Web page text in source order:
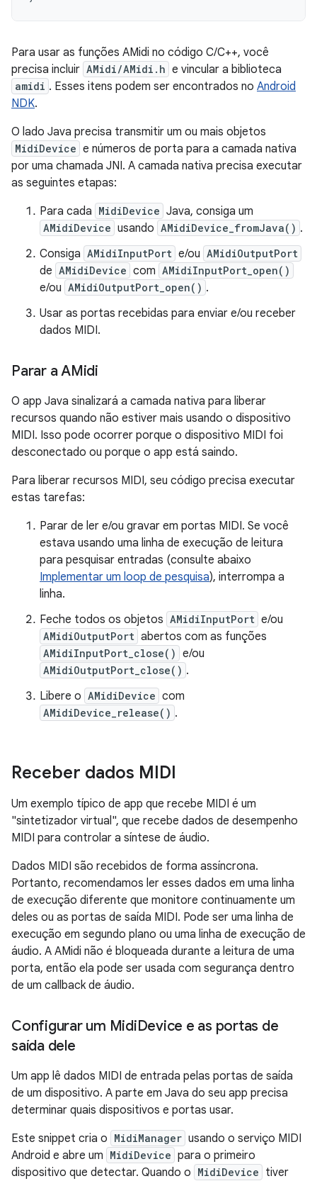
Para usar as funções AMidi no código C/C++, você
precisa incluir AMidi/AMidi.h e vincular a biblioteca
amidi . Esses itens podem ser encontrados no Android
NDK.
O lado Java precisa transmitir um ou mais objetos
MidiDevice e números de porta para a camada nativa
por uma chamada JNI. A camada nativa precisa executar
as seguintes etapas:
Para cada MidiDevice Java, consiga um
AMidiDevice usando AMidiDevice_fromJava() .
Consiga AMidiInputPort e/ou AMidiOutputPort
de AMidiDevice com AMidiInputPort_open()
e/ou AMidiOutputPort_open() .
Usar as portas recebidas para enviar e/ou receber
dados MIDI.
Parar a AMidi
O app Java sinalizará a camada nativa para liberar
recursos quando não estiver mais usando o dispositivo
MIDI. Isso pode ocorrer porque o dispositivo MIDI foi
desconectado ou porque o app está saindo.
Para liberar recursos MIDI, seu código precisa executar
estas tarefas:
Parar de ler e/ou gravar em portas MIDI. Se você
estava usando uma linha de execução de leitura
para pesquisar entradas (consulte abaixo
Implementar um loop de pesquisa), interrompa a
linha.
Feche todos os objetos AMidiInputPort e/ou
AMidiOutputPort abertos com as funções
AMidiInputPort_close() e/ou
AMidiOutputPort_close() .
Libere o AMidiDevice com
AMidiDevice_release() .
Receber dados MIDI
Um exemplo típico de app que recebe MIDI é um
"sintetizador virtual", que recebe dados de desempenho
MIDI para controlar a síntese de áudio.
Dados MIDI são recebidos de forma assíncrona.
Portanto, recomendamos ler esses dados em uma linha
de execução diferente que monitore continuamente um
deles ou as portas de saída MIDI. Pode ser uma linha de
execução em segundo plano ou uma linha de execução de
áudio. A AMidi não é bloqueada durante a leitura de uma
porta, então ela pode ser usada com segurança dentro
de um callback de áudio.
Configurar um MidiDevice e as portas de
saída dele
Um app lê dados MIDI de entrada pelas portas de saída
de um dispositivo. A parte em Java do seu app precisa
determinar quais dispositivos e portas usar.
Este snippet cria o MidiManager usando o serviço MIDI
Android e abre um MidiDevice para o primeiro
dispositivo que detectar. Quando o MidiDevice tiver